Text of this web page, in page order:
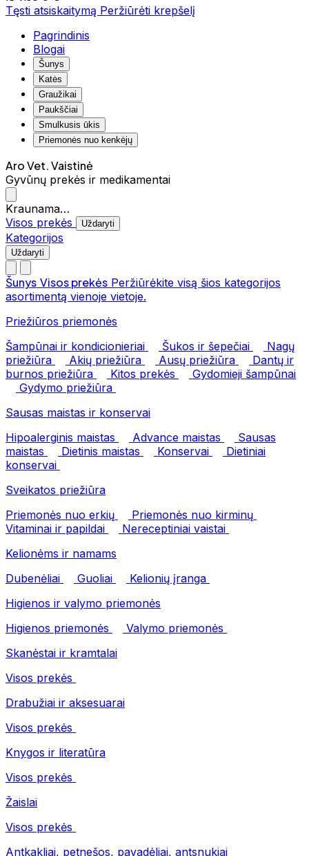
Tęsti atsiskaitymą Peržiūrėti krepšelį
Pagrindinis
Blogai
Šunys
Katės
Graužikai
Paukščiai
Smulkusis ūkis
Priemonės nuo kenkėjų
Aro Vet. Vaistinė
Gyvūnų prekės ir medikamentai
Kraunama…
Visos prekės
Uždaryti
Kategorijos
Uždaryti
Šunys Visos prekės Peržiūrėkite visą šios kategorijos
asortimentą vienoje vietoje.
Priežiūros priemonės
Šampūnai ir kondicionieriai
Šukos ir šepečiai
Nagų
priežiūra
Akių priežiūra Ausų priežiūra
Dantų ir
burnos priežiūra
Kitos prekės
Gydomieji šampūnai
Gydymo priežiūra
Sausas maistas ir konservai
Hipoalerginis maistas
Advance maistas
Sausas
maistas
Dietinis maistas Konservai
Dietiniai
konservai
Sveikatos priežiūra
Priemonės nuo erkių
Priemonės nuo kirminų
Vitaminai ir papildai
Nereceptiniai vaistai
Kelionėms ir namams
Dubenėliai
Guoliai
Kelionių įranga
Higienos ir valymo priemonės
Higienos priemonės
Valymo priemonės
Skanėstai ir kramtalai
Visos prekės
Drabužiai ir aksesuarai
Visos prekės
Knygos ir literatūra
Visos prekės
Žaislai
Visos prekės
Antkakliai, petnešos, pavadėliai, antsnukiai